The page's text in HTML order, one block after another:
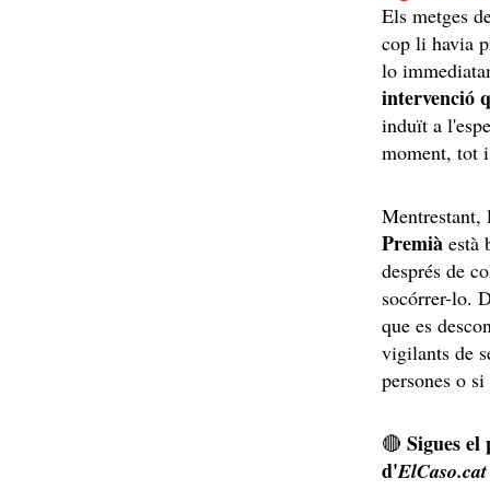
Els metges
cop li havia
lo
intervenció
induït a
moment, tot
Premià està
després de
socórrer-lo.
que es
vigilants de
persones o
🔴Sigues
d'ElCaso.cat